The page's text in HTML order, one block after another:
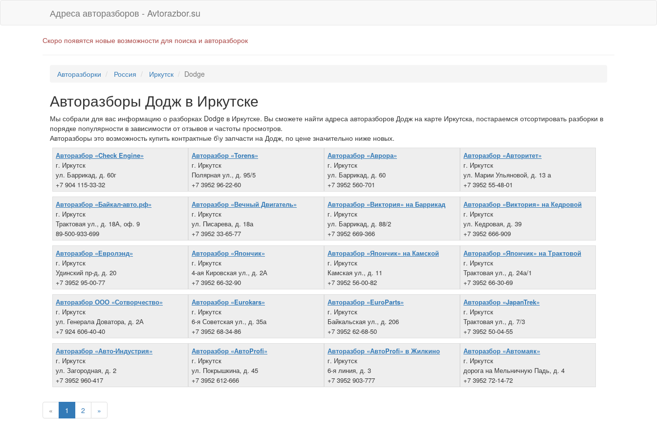
Адреса авторазборов - Avtorazbor.su
Скоро появятся новые возможности для поиска и авторазборок
Авторазборки Россия Иркутск Dodge
Авторазборы Додж в Иркутске
Мы собрали для вас информацию о разборках Dodge в Иркутске. Вы сможете найти адреса авторазборов Додж на карте Иркутска, постараемся отсортировать разборки в
порядке популярности в зависимости от отзывов и частоты просмотров.
Авторазборы это возможность купить контрактные б\у запчасти на Додж, по цене значительно ниже новых.
Авторазбор «Check Engine»
г. Иркутск
ул. Баррикад, д. 60г
+7 904 115-33-32
Авторазбор «Torens»
г. Иркутск
Полярная ул., д. 95/5
+7 3952 96-22-60
Авторазбор «Аврора»
г. Иркутск
ул. Баррикад, д. 60
+7 3952 560-701
Авторазбор «Авторитет»
г. Иркутск
ул. Марии Ульяновой, д. 13 а
+7 3952 55-48-01
Авторазбор «Байкал-авто.рф»
г. Иркутск
Трактовая ул., д. 18А, оф. 9
89-500-933-699
Авторазбор «Вечный Двигатель»
г. Иркутск
ул. Писарева, д. 18а
+7 3952 33-65-77
Авторазбор «Виктория» на Баррикад
г. Иркутск
ул. Баррикад, д. 88/2
+7 3952 669-366
Авторазбор «Виктория» на Кедровой
г. Иркутск
ул. Кедровая, д. 39
+7 3952 666-909
Авторазбор «Евролэнд»
г. Иркутск
Удинский пр-д, д. 20
+7 3952 95-00-77
Авторазбор «Япончик»
г. Иркутск
4-ая Кировская ул., д. 2А
+7 3952 66-32-90
Авторазбор «Япончик» на Камской
г. Иркутск
Камская ул., д. 11
+7 3952 56-00-82
Авторазбор «Япончик» на Трактовой
г. Иркутск
Трактовая ул., д. 24а/1
+7 3952 66-30-69
Авторазбор ООО «Сотворчество»
г. Иркутск
ул. Генерала Доватора, д. 2А
+7 924 606-40-40
Авторазбор «Eurokars»
г. Иркутск
6-я Советская ул., д. 35а
+7 3952 68-34-86
Авторазбор «EuroParts»
г. Иркутск
Байкальская ул., д. 206
+7 3952 62-68-50
Авторазбор «JapanTrek»
г. Иркутск
Трактовая ул., д. 7/3
+7 3952 50-04-55
Авторазбор «Авто-Индустрия»
г. Иркутск
ул. Загородная, д. 2
+7 3952 960-417
Авторазбор «АвтоProfi»
г. Иркутск
ул. Покрышкина, д. 45
+7 3952 612-666
Авторазбор «АвтоProfi» в Жилкино
г. Иркутск
6-я линия, д. 3
+7 3952 903-777
Авторазбор «Автомаяк»
г. Иркутск
дорога на Мельничную Падь, д. 4
+7 3952 72-14-72
« 1 2 »